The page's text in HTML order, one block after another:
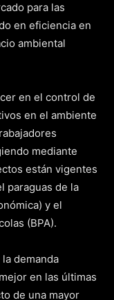
para las
en eficiencia en
ambiental
en el control de
en el ambiente
mediante
están vigentes
paraguas de la
y el
(BPA).
demanda
en las últimas
de una mayor